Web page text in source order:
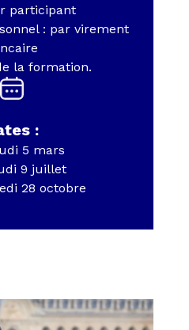
participant
: par virement
la formation.
:
5 mars
9 juillet
28 octobre